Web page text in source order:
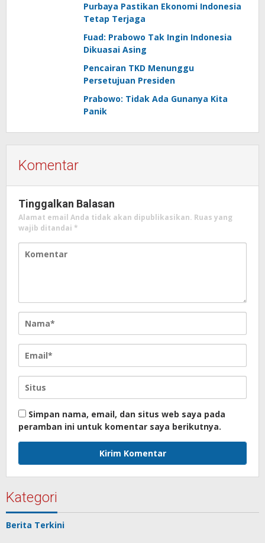
Purbaya Pastikan Ekonomi Indonesia
Tetap Terjaga
Fuad: Prabowo Tak Ingin Indonesia
Dikuasai Asing
Pencairan TKD Menunggu
Persetujuan Presiden
Prabowo: Tidak Ada Gunanya Kita
Panik
Komentar
Tinggalkan Balasan
Alamat email Anda tidak akan dipublikasikan. Ruas yang
wajib ditandai *
Simpan nama, email, dan situs web saya pada
peramban ini untuk komentar saya berikutnya.
Kategori
Berita Terkini